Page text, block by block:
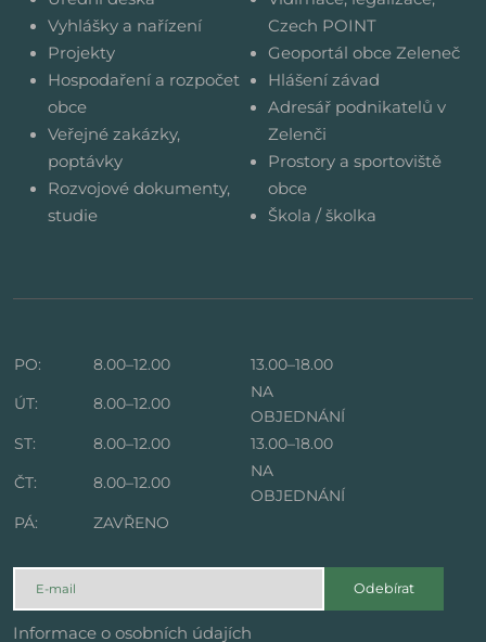
Vyhlášky a nařízení
Projekty
Hospodaření a rozpočet
obce
Veřejné zakázky,
poptávky
Rozvojové dokumenty,
studie
Czech POINT
Geoportál obce Zeleneč
Hlášení závad
Adresář podnikatelů v
Zelenči
Prostory a sportoviště
obce
Škola / školka
PO: 8.00–12.00
13.00–18.00
ÚT:
8.00–12.00
NA
OBJEDNÁNÍ
ST:
8.00–12.00
13.00–18.00
ČT:
8.00–12.00
NA
OBJEDNÁNÍ
PÁ:
ZAVŘENO
Odebírat
Informace o osobních údajích